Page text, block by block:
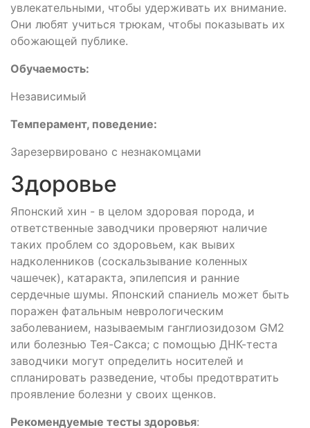
увлекательными, чтобы удерживать их внимание.
Они любят учиться трюкам, чтобы показывать их
обожающей публике.
Обучаемость:
Независимый
Темперамент, поведение:
Зарезервировано с незнакомцами
Здоровье
Японский хин - в целом здоровая порода, и
ответственные заводчики проверяют наличие
таких проблем со здоровьем, как вывих
надколенников (соскальзывание коленных
чашечек), катаракта, эпилепсия и ранние
сердечные шумы. Японский спаниель может быть
поражен фатальным неврологическим
заболеванием, называемым ганглиозидозом GM2
или болезнью Тея-Сакса; с помощью ДНК-теста
заводчики могут определить носителей и
спланировать разведение, чтобы предотвратить
проявление болезни у своих щенков.
Рекомендуемые тесты здоровья: